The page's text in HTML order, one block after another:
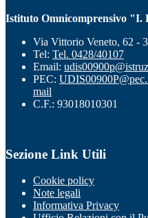
Istituto Omnicomprensivo "I.
Via Vittorio Veneto, 62 -
Tel: Tel. 0428/40107
Email:
PEC:
mail
C.F.: 93018010301
Sezione Link Utili
Cookie policy
Note legali
Informativa Privacy